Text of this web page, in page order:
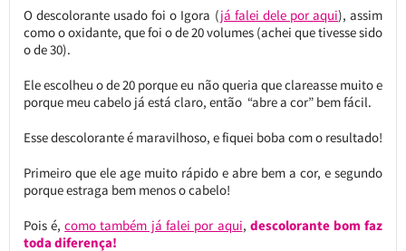
O descolorante usado foi o Igora (já falei dele por aqui), assim
como o oxidante, que foi o de 20 volumes (achei que tivesse sido
o de 30).
Ele escolheu o de 20 porque eu não queria que clareasse muito e
porque meu cabelo já está claro, então “abre a cor” bem fácil.
Esse descolorante é maravilhoso, e fiquei boba com o resultado!
Primeiro que ele age muito rápido e abre bem a cor, e segundo
porque estraga bem menos o cabelo!
Pois é,como também já falei por aqui, descolorante bom faz
toda diferença!